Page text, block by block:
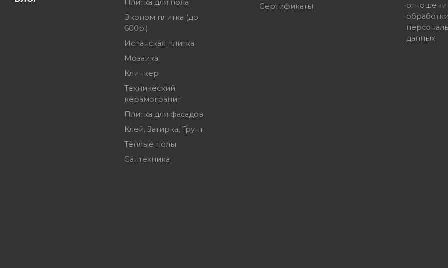
Плитка для пола
Эконом плитка (до
600р.)
Испанская плитка
Мозаика
Клинкер
Технический
керамогранит
Плитка для фасадов
Клей, Затирка, Грунт
Тёплые полы
Сантехника
Сертификаты
обработки
данных